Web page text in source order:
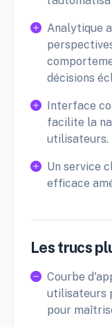
Analytique
décisions
Interface
facilite la
utilisateurs.
Un service
efficace
Les trucs
Courbe
utilisateurs
pour